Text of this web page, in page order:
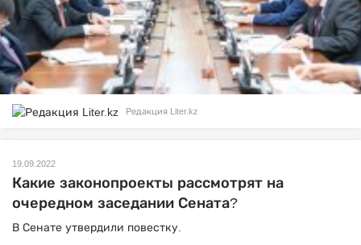
Редакция Liter.kz
19.09.2022
Какие законопроекты рассмотрят на
очередном заседании Сената?
В Сенате утвердили повестку.